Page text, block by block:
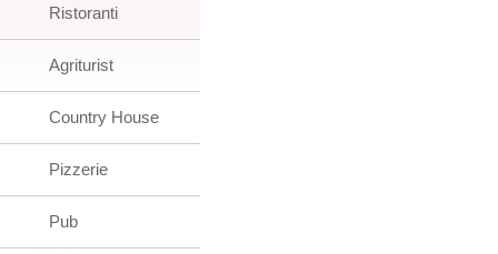
Ristoranti
Agriturist
Country House
Pizzerie
Pub